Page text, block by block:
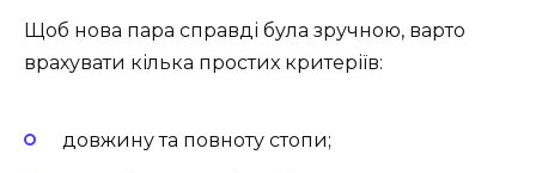
Щоб нова пара справді була зручною, варто
врахувати кілька простих критеріїв:
довжину та повноту стопи;